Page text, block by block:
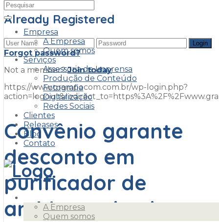
Empresa
A Empresa
Quem somos
Serviços
Assessoria de Imprensa
Produção de Conteúdo
Fotografia
Digitalização
Redes Sociais
Clientes
Releases
Blog
Contato
A Empresa
Quem somos
Already Registered
Forgot password?
Not a member?Join today
https://www.grampocom.com.br/wp-login.php?
Convênio garante
desconto em
purificador de
ambiente de alta